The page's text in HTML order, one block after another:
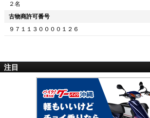
２名
古物商許可番号
９７１１３００００１２６
注目